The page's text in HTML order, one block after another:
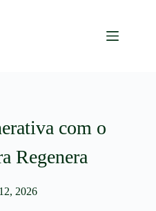
com o
Regenera
2026